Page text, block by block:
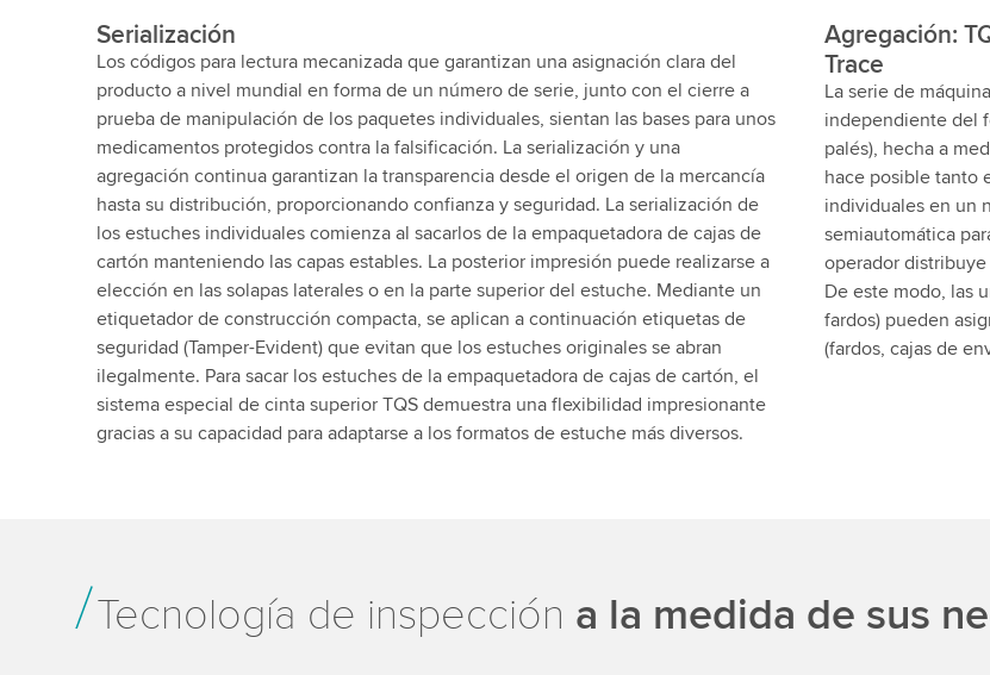
Serialización
Los códigos para lectura mecanizada que garantizan una asignación clara del
producto a nivel mundial en forma de un número de serie, junto con el cierre a
prueba de manipulación de los paquetes individuales, sientan las bases para unos
medicamentos protegidos contra la falsificación. La serialización y una
agregación continua garantizan la transparencia desde el origen de la mercancía
hasta su distribución, proporcionando confianza y seguridad. La serialización de
los estuches individuales comienza al sacarlos de la empaquetadora de cajas de
cartón manteniendo las capas estables. La posterior impresión puede realizarse a
elección en las solapas laterales o en la parte superior del estuche. Mediante un
etiquetador de construcción compacta, se aplican a continuación etiquetas de
seguridad (Tamper-Evident) que evitan que los estuches originales se abran
ilegalmente. Para sacar los estuches de la empaquetadora de cajas de cartón, el
sistema especial de cinta superior TQS demuestra una flexibilidad impresionante
gracias a su capacidad para adaptarse a los formatos de estuche más diversos.
Agregación:
Trace
La serie de
independiente del
palés), hecha a
hace posible tanto
individuales en un
semiautomática
operador
De este modo, las
fardos) pueden
(fardos, cajas de
Tecnología de inspección a la medida de sus